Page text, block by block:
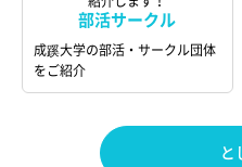
部活サークル
成蹊大学の部活・サークル団体
をご紹介
と